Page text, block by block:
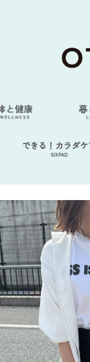
できる！カラダケ
SIXPAD